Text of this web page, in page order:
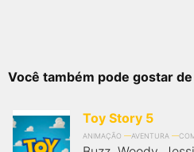
Você também pode gostar de
Toy Story 5
ANIMAÇÃO AVENTURA